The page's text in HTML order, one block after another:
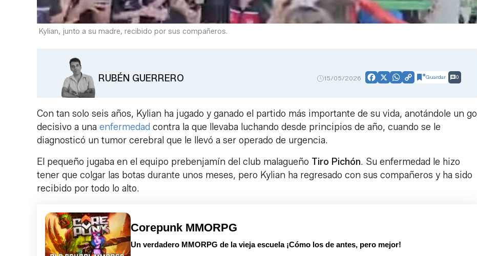
Kylian, junto a su madre, recibido por sus compañeros.
RUBÉN GUERRERO 15/05/2026 Facebook
X WhatsApp
CopyGuardar 0
Con tan solo seis años, Kylian ha jugado y ganado el partido más importante de su vida, anotándole un gol
decisivo a una enfermedad contra la que llevaba luchando desde principios de año, cuando se le
diagnosticó un tumor cerebral que le llevó a ser operado de urgencia.
El pequeño jugaba en el equipo prebenjamín del club malagueño Tiro Pichón. Su enfermedad le hizo
tener que colgar las botas durante unos meses, pero Kylian ha regresado con sus compañeros y ha sido
recibido por todo lo alto.
Corepunk MMORPG
Un verdadero MMORPG de la vieja escuela ¡Cómo los de antes, pero mejor!